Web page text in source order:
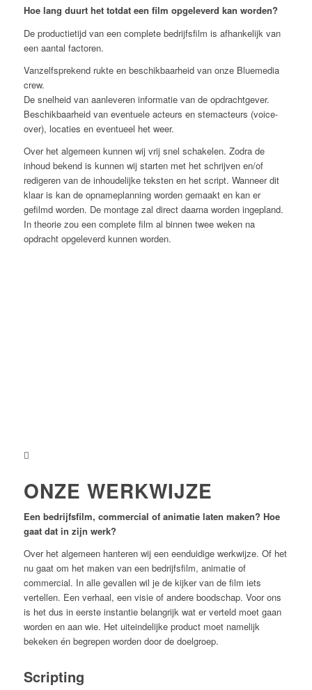
Hoe lang duurt het totdat een film opgeleverd kan worden?
De productietijd van een complete bedrijfsfilm is afhankelijk van
een aantal factoren.
Vanzelfsprekend rukte en beschikbaarheid van onze Bluemedia
crew.
De snelheid van aanleveren informatie van de opdrachtgever.
Beschikbaarheid van eventuele acteurs en stemacteurs (voice-
over), locaties en eventueel het weer.
Over het algemeen kunnen wij vrij snel schakelen. Zodra de
inhoud bekend is kunnen wij starten met het schrijven en/of
redigeren van de inhoudelijke teksten en het script. Wanneer dit
klaar is kan de opnameplanning worden gemaakt en kan er
gefilmd worden. De montage zal direct daarna worden ingepland.
In theorie zou een complete film al binnen twee weken na
opdracht opgeleverd kunnen worden.
ONZE WERKWIJZE
Een bedrijfsfilm, commercial of animatie laten maken? Hoe
gaat dat in zijn werk?
Over het algemeen hanteren wij een eenduidige werkwijze. Of het
nu gaat om het maken van een bedrijfsfilm, animatie of
commercial. In alle gevallen wil je de kijker van de film iets
vertellen. Een verhaal, een visie of andere boodschap. Voor ons
is het dus in eerste instantie belangrijk wat er verteld moet gaan
worden en aan wie. Het uiteindelijke product moet namelijk
bekeken én begrepen worden door de doelgroep.
Scripting